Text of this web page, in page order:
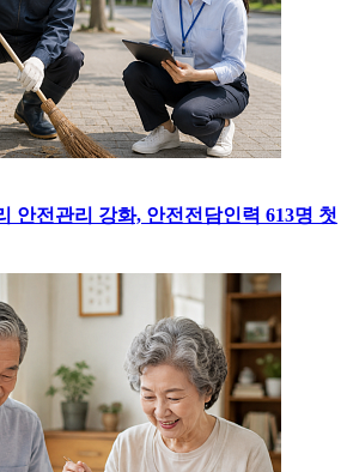
안전관리 강화, 안전전담인력 613명 첫